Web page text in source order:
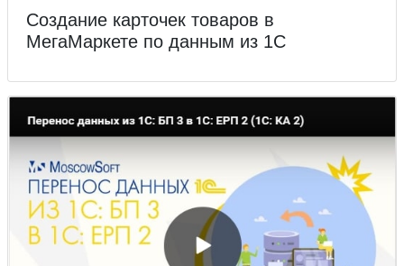
Создание карточек товаров в
МегаМаркете по данным из 1С